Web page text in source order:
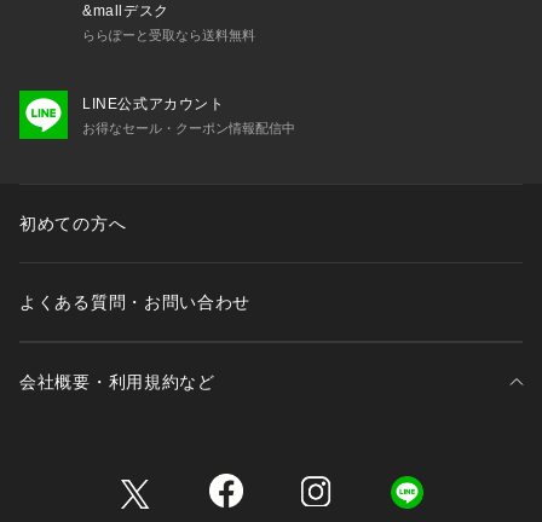
&mallデスク
ららぽーと受取なら送料無料
LINE公式アカウント
お得なセール・クーポン情報配信中
初めての方へ
よくある質問・お問い合わせ
会社概要・利用規約など